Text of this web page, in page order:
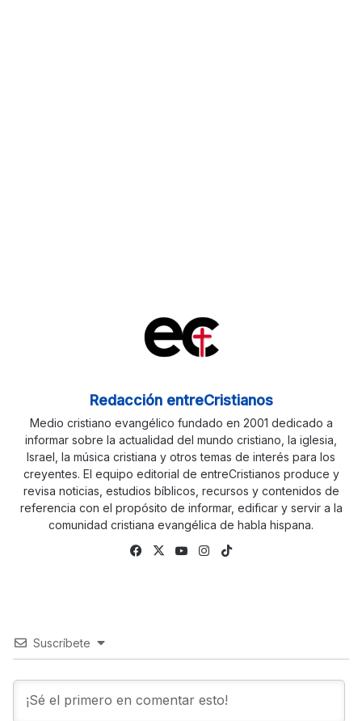
Redacción entreCristianos
Medio cristiano evangélico fundado en 2001 dedicado a
informar sobre la actualidad del mundo cristiano, la iglesia,
Israel, la música cristiana y otros temas de interés para los
creyentes. El equipo editorial de entreCristianos produce y
revisa noticias, estudios bíblicos, recursos y contenidos de
referencia con el propósito de informar, edificar y servir a la
comunidad cristiana evangélica de habla hispana.
Fa
X
Yo
Ins
Suscríbete